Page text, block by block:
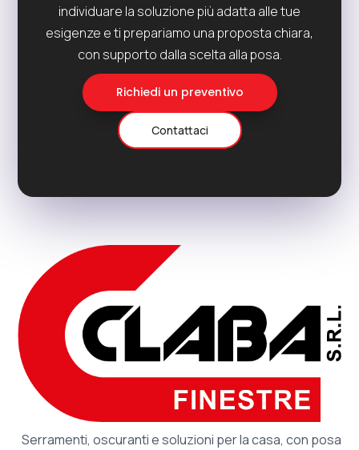
individuare la soluzione più adatta alle tue
esigenze e ti prepariamo una proposta chiara,
con supporto dalla scelta alla posa.
Richiedi un preventivo
Contattaci
Serramenti, oscuranti e soluzioni per la casa, con posa